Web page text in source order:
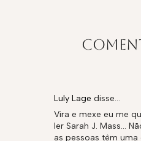
Luly Lage disse…
Vira e mexe eu me
ler Sarah J. Mass...
as pessoas têm